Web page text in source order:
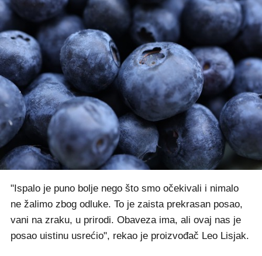
"Ispalo je puno bolje nego što smo očekivali i nimalo
ne žalimo zbog odluke. To je zaista prekrasan posao,
vani na zraku, u prirodi. Obaveza ima, ali ovaj nas je
posao uistinu usrećio", rekao je proizvođač Leo Lisjak.